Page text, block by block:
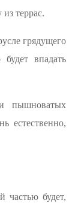
террас.
грядущего
впадать
пышноватых
естественно,
частью будет,